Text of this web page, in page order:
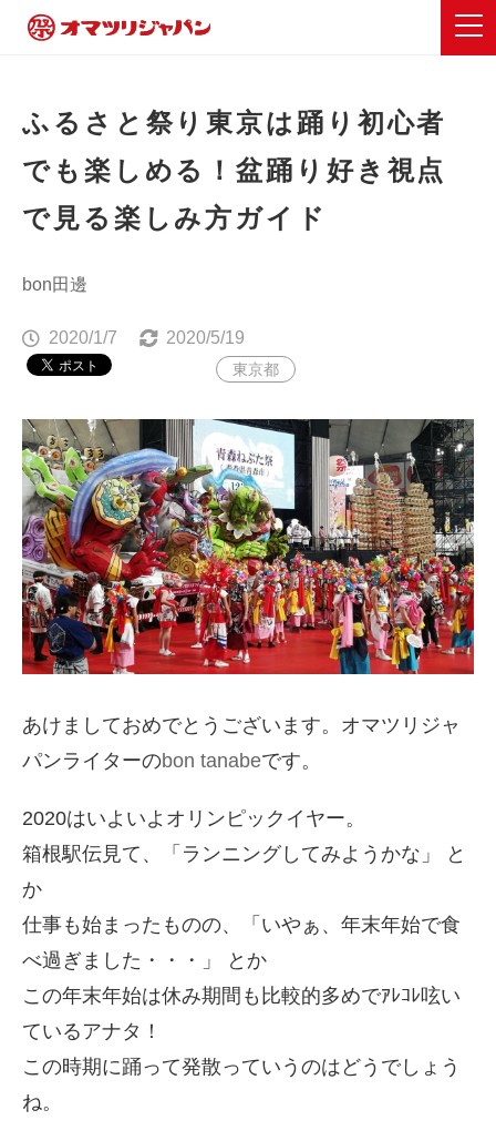
ふるさと祭り東京は踊り初心者
でも楽しめる！盆踊り好き視点
で見る楽しみ方ガイド
bon田邊
2020/1/7 2020/5/19
東京都
あけましておめでとうございます。オマツリジャ
パンライターのbon tanabeです。
2020はいよいよオリンピックイヤー。
箱根駅伝見て、「ランニングしてみようかな」 と
か
仕事も始まったものの、「いやぁ、年末年始で食
べ過ぎました・・・」 とか
この年末年始は休み期間も比較的多めでｱﾚｺﾚ呟い
ているアナタ！
この時期に踊って発散っていうのはどうでしょう
ね。